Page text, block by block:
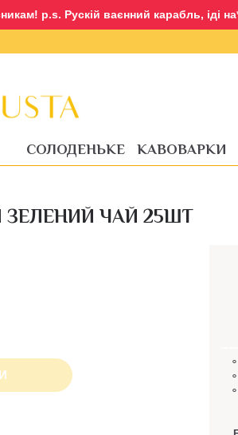
p.s. Рускій ваєнний карабль, іді
СОЛОДЕНЬКЕ КАВОВАРКИ
⚬
⚬
⚬
ЗЕЛЕНИЙ ЧАЙ 25ШТ